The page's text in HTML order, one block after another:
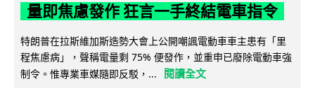
量即焦慮發作 狂言一手終結電車指令
特朗普在拉斯維加斯造勢大會上公開嘲諷電動車車主患有「里
程焦慮病」，聲稱電量剩 75% 便發作，並重申已廢除電動車強
制令。惟專業車媒隨即反駁，...
閱讀全文